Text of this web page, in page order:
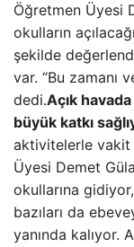
Öğretmen Üyesi
okulların
şekilde
var. “Bu zamanı
dedi.Açık
büyük katkı
aktivitelerle vakit
Üyesi Demet
okullarına
bazıları da
yanında kalıyor.